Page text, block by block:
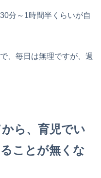
分～1時間半くらいが自
、毎日は無理ですが、週
ら、育児でい
ことが無くな